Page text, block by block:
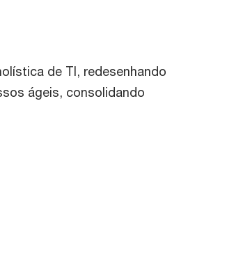
de TI, redesenhando
ágeis, consolidando